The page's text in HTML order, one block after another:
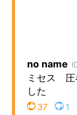
AI活用のいま
企業ITのトレ